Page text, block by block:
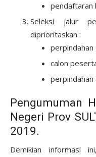
pendaftaran
Seleksi jalur
diprioritaskan :
perpindahan
calon
Pengumuman
Negeri Prov
2019.
Demikian informasi